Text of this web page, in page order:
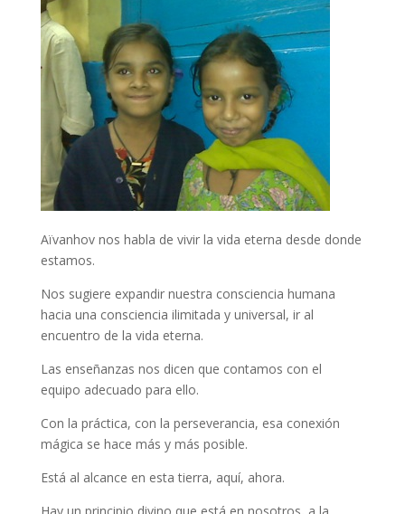
Aïvanhov nos habla de vivir la vida eterna desde donde
estamos.
Nos sugiere expandir nuestra consciencia humana
hacia una consciencia ilimitada y universal, ir al
encuentro de la vida eterna.
Las enseñanzas nos dicen que contamos con el
equipo adecuado para ello.
Con la práctica, con la perseverancia, esa conexión
mágica se hace más y más posible.
Está al alcance en esta tierra, aquí, ahora.